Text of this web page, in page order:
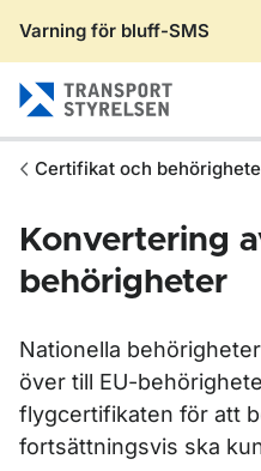
Varning för bluff-SMS
Certifikat och
Konvertering
behörigheter
Nationella
över till EU-
flygcertifikaten för att
fortsättningsvis ska